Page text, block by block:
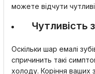
можете відчути
Чутливість
Оскільки шар емалі
спричинить такі
холоду. Коріння ваших